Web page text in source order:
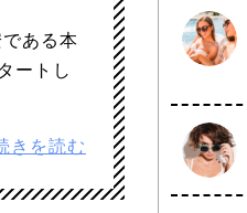
ある本
ートし
きを読む